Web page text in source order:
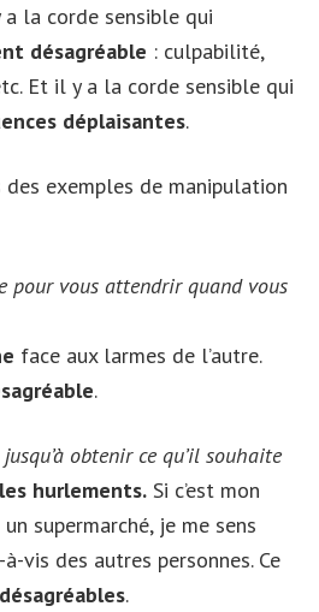
a la corde sensible qui
désagréable : culpabilité,
Et il y a la corde sensible qui
déplaisantes.
exemples de manipulation
pour vous attendrir quand vous
face aux larmes de l’autre.
.
obtenir ce qu’il souhaite
hurlements. Si c’est mon
supermarché, je me sens
vis des autres personnes. Ce
.